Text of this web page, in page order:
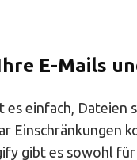
E-Mails
es einfach, Dateien
Einschränkungen
gibt es sowohl